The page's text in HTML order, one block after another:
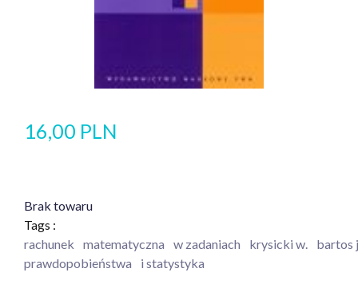
16,00 PLN
Brak towaru
Tags :
rachunek
matematyczna w zadaniach krysicki w.
bartos
prawdopobieństwa
i statystyka